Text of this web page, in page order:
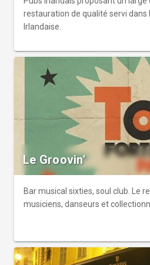
restauration de qualité servi
Irlandaise.
Le Groovin'
Bar musical sixties, soul club. Le
musiciens, danseurs et